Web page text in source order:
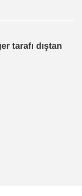
tarafı dıştan